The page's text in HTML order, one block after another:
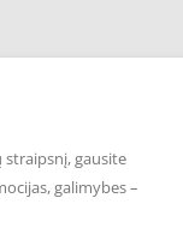
gausite
galimybes –